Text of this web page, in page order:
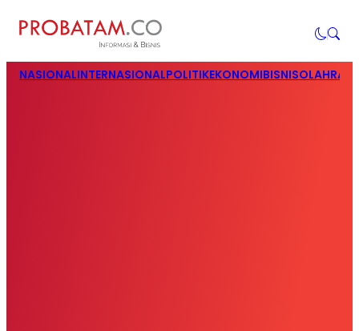
NASIONALINTERNASIONALPOLITIKEKONOMIBISNIS